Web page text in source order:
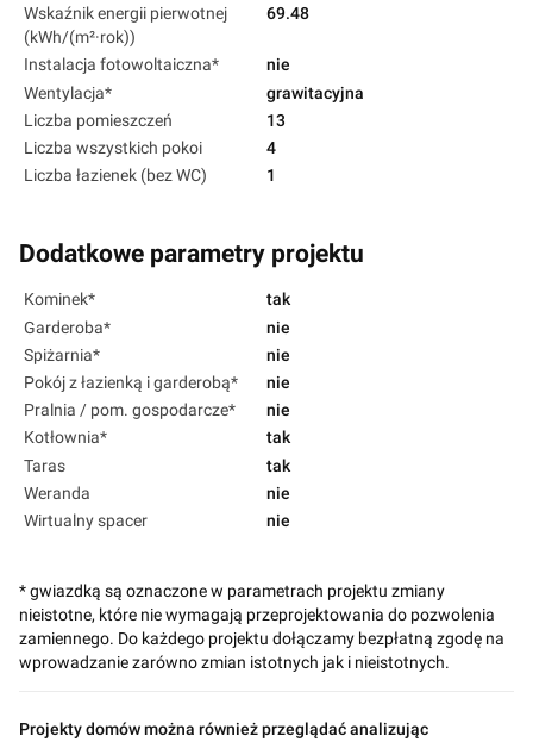
Wskaźnik energii pierwotnej
(kWh/(m²·rok))
69.48
Instalacja fotowoltaiczna*
nie
Wentylacja*
grawitacyjna
Liczba pomieszczeń
13
Liczba wszystkich pokoi
4
Liczba łazienek (bez WC)
1
Dodatkowe parametry projektu
Kominek*
tak
Garderoba*
nie
Spiżarnia*
nie
Pokój z łazienką i garderobą*
nie
Pralnia / pom. gospodarcze*
nie
Kotłownia*
tak
Taras
tak
Weranda
nie
Wirtualny spacer
nie
* gwiazdką są oznaczone w parametrach projektu zmiany
nieistotne, które nie wymagają przeprojektowania do pozwolenia
zamiennego. Do każdego projektu dołączamy bezpłatną zgodę na
wprowadzanie zarówno zmian istotnych jak i nieistotnych.
Projekty domów można również przeglądać analizując